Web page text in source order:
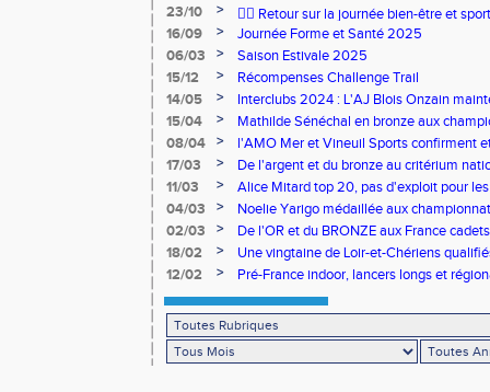
23/10
>
🧘‍♀️ Retour sur la journée bien-être et
16/09
>
Journée Forme et Santé 2025
06/03
>
Saison Estivale 2025
15/12
>
Récompenses Challenge Trail
14/05
>
Interclubs 2024 : L'AJ Blois Onzain
Romorantin en N2B
15/04 >
Mathilde Sénéchal en bronze aux
08/04
>
l'AMO Mer et Vineuil Sports confirment
benjamins
17/03 >
De l'argent et du bronze au critérium
11/03
>
Alice Mitard top 20, pas d'exploit pour
04/03
>
Noelie Yarigo médaillée aux
02/03
>
De l'OR et du BRONZE aux France
18/02
>
Une vingtaine de Loir-et-Chériens
12/02
> Pré-France indoor, lancers longs et